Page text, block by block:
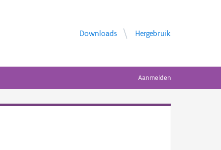
Downloads Hergebruik
Aanmelden